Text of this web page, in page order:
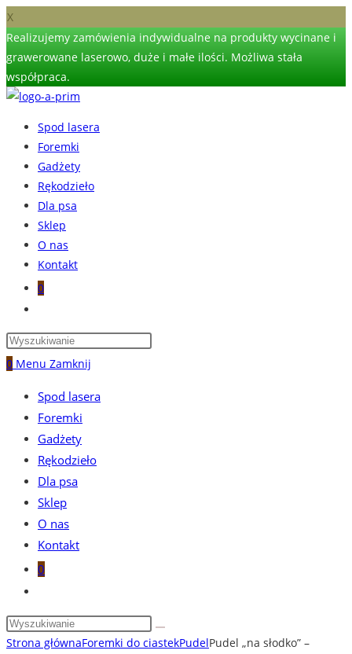
X
Realizujemy zamówienia indywidualne na produkty wycinane i
grawerowane laserowo, duże i małe ilości. Możliwa stała
współpraca.
Skip
content
Spod lasera
Foremki
Gadżety
Rękodzieło
Dla psa
Sklep
O nas
Kontakt
0
search
0 Menu Zamknij
Spod lasera
Foremki
Gadżety
Rękodzieło
Dla psa
Sklep
O nas
Kontakt
0
website
search
Strona głównaForemki do ciastekPudelPudel „na słodko” –